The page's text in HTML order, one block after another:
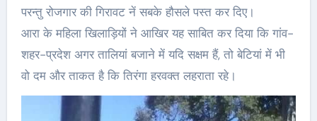
परन्तु रोजगार की गिरावट नें सबके हौसले पस्त कर दिए।
आरा के महिला खिलाड़ियों ने आखिर यह साबित कर दिया कि गांव-
शहर-प्रदेश अगर तालियां बजाने में यदि सक्षम हैं, तो बेटियां में भी
वो दम और ताकत है कि तिरंगा हरवक्त लहराता रहे।